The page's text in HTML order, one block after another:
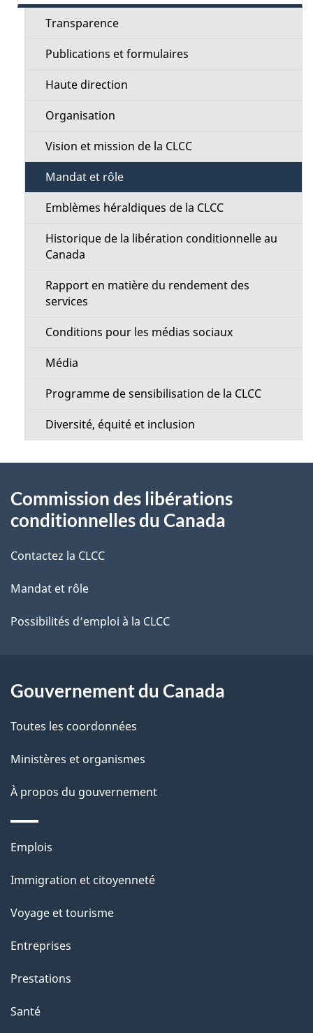
e
M
Transparence
Publications et formulaires
Haute direction
Organisation
Vision et mission de la CLCC
Mandat et rôle
Emblèmes héraldiques de la CLCC
Historique de la libération conditionnelle au
Canada
Rapport en matière du rendement des
services
Conditions pour les médias sociaux
Média
Programme de sensibilisation de la CLCC
Diversité, équité et inclusion
propos
ce
site
Commission des libérations
conditionnelles du Canada
Contactez la CLCC
Mandat et rôle
Possibilités d’emploi à la CLCC
Gouvernement du Canada
Toutes les coordonnées
Ministères et organismes
À propos du gouvernement
Thèmes
sujets
Emplois
Immigration et citoyenneté
Voyage et tourisme
Entreprises
Prestations
Santé